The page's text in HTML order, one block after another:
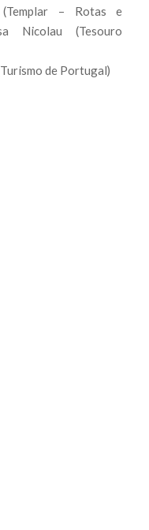
– Rotas e
Nicolau (Tesouro
de Portugal)